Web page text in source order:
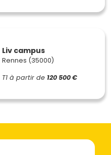
Liv campus
Rennes (35000)
T1 à partir de 120 500 €